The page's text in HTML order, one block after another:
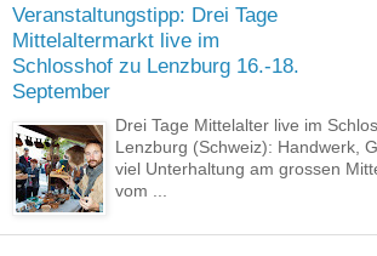
Veranstaltungstipp: Drei Tage
Mittelaltermarkt live im
Schlosshof zu Lenzburg 16.-18.
September
Drei Tage Mittelalter live im
Lenzburg (Schweiz): Handwerk,
viel Unterhaltung am grossen
vom ...